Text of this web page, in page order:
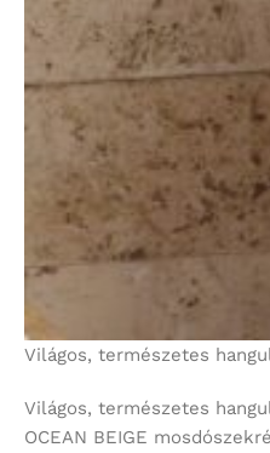
Világos, természetes
Világos, természetes
OCEAN BEIGE